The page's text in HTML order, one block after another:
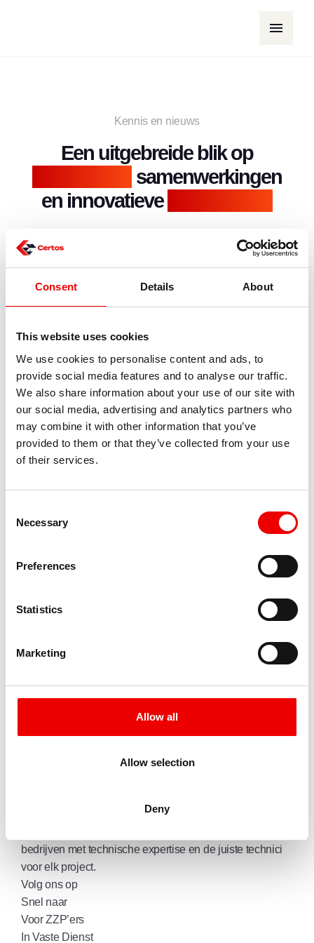
Consent Details About
This website uses cookies
We use cookies to personalise content and ads, to
provide social media features and to analyse our traffic.
We also share information about your use of our site with
our social media, advertising and analytics partners who
may combine it with other information that you’ve
provided to them or that they’ve collected from your use
of their services.
Selection
Necessary
Preferences
Statistics
Marketing
Allow all
Allow selection
Deny
Kennis en nieuws
Een uitgebreide blik op
samenwerkingen
en innovatieve
Bekijk de veelzijdige projecten waaraan we hebben
gewerkt en ontdek hoe we uitdagingen hebben omgezet
Alles Geen onderdeel van een categorie
Instructievideo voorbereiding intake
Instructievideo Urenportal Contactpersonen
Certos is van oorsprong machinebouwer, techniek zit in
bedrijven met technische expertise en de juiste technici
voor elk project.
Volg ons op
Snel naar
Voor ZZP’ers
In Vaste Dienst